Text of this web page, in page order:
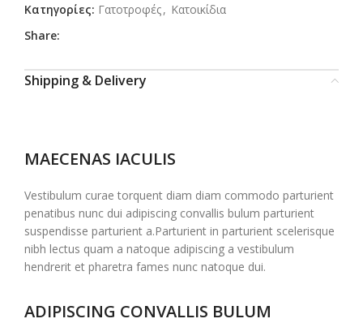
Κατηγορίες: Γατοτροφές, Κατοικίδια
Share:
Shipping & Delivery
MAECENAS IACULIS
Vestibulum curae torquent diam diam commodo parturient
penatibus nunc dui adipiscing convallis bulum parturient
suspendisse parturient a.Parturient in parturient scelerisque
nibh lectus quam a natoque adipiscing a vestibulum
hendrerit et pharetra fames nunc natoque dui.
ADIPISCING CONVALLIS BULUM